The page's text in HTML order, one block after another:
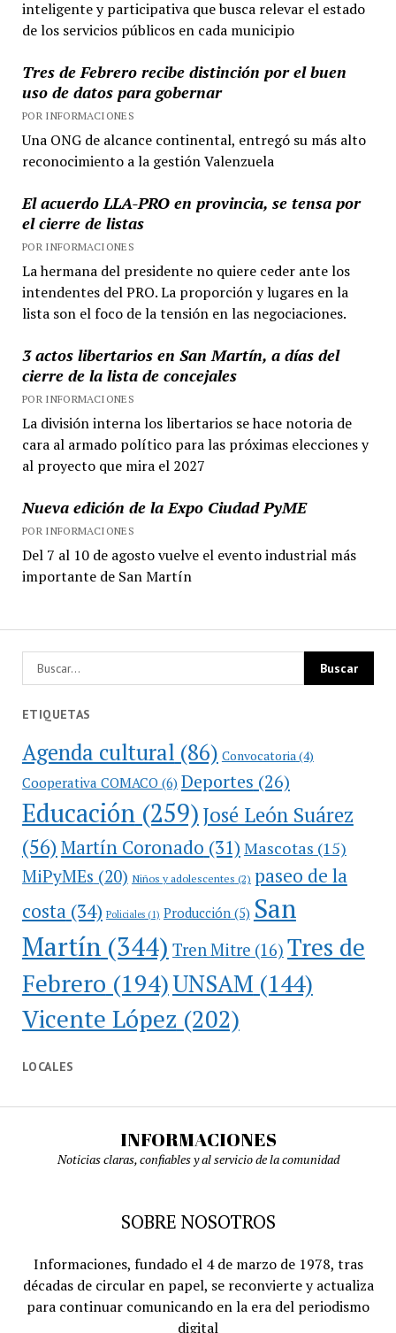
inteligente y participativa que busca relevar el estado
de los servicios públicos en cada municipio
Tres de Febrero recibe distinción por el buen
uso de datos para gobernar
POR INFORMACIONES
Una ONG de alcance continental, entregó su más alto
reconocimiento a la gestión Valenzuela
El acuerdo LLA-PRO en provincia, se tensa por
el cierre de listas
POR INFORMACIONES
La hermana del presidente no quiere ceder ante los
intendentes del PRO. La proporción y lugares en la
lista son el foco de la tensión en las negociaciones.
3 actos libertarios en San Martín, a días del
cierre de la lista de concejales
POR INFORMACIONES
La división interna los libertarios se hace notoria de
cara al armado político para las próximas elecciones y
al proyecto que mira el 2027
Nueva edición de la Expo Ciudad PyME
POR INFORMACIONES
Del 7 al 10 de agosto vuelve el evento industrial más
importante de San Martín
ETIQUETAS
Agenda cultural (86) Convocatoria (4)
Cooperativa COMACO(6) Deportes (26)
Educación(259)José León Suárez
(56)Martín Coronado (31) Mascotas (15)
MiPyMEs (20) Niños y adolescentes (2) paseo de la
costa(34) Policiales(1) Producción(5) San
Martín(344) Tren Mitre (16) Tres de
Febrero (194)UNSAM (144)
Vicente López (202)
LOCALES
INFORMACIONES
Noticias claras, confiables y al servicio de la comunidad
SOBRE NOSOTROS
Informaciones, fundado el 4 de marzo de 1978, tras
décadas de circular en papel, se reconvierte y actualiza
para continuar comunicando en la era del periodismo
digital